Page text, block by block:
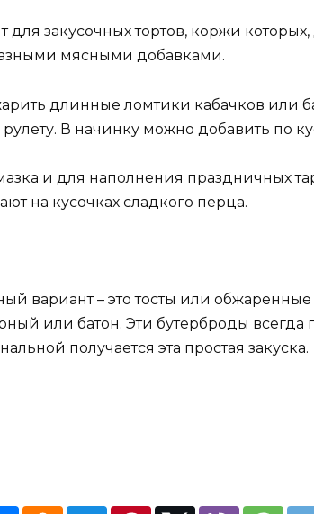
для закусочных тортов, коржи
мясными добавками.
длинные ломтики кабачков или
В начинку можно добавить по
и для наполнения праздничных
на кусочках сладкого перца.
вариант – это тосты или
или батон. Эти бутерброды всегда
получается эта простая закуска.